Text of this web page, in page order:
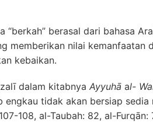
berasal dari bahasa
memberikan nilai
kebaikan.
dalam kitabnya Ayyuhā al-
tidak akan bersiap
108, al-Taubah: 82, al-Furqān: